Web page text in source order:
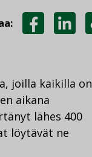
joilla kaikilla on
aikana
lähes 400
löytävät ne